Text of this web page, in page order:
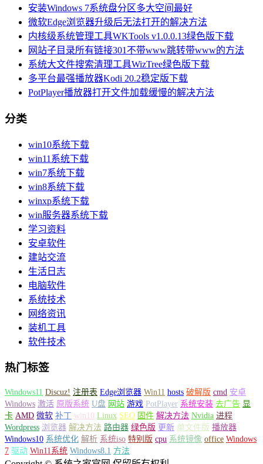
安装Windows 7系统盘分区多大空间最好
微软Edge浏览器升级后无法打开的解决方法
内核级系统管理工具WKTools v1.0.0.13绿色版下载
网站子目录所有链接301不带www跳转带www的方法
系统大文件搜索清理工具WizTree绿色版下载
多平台最强播放器Kodi 20.2稳定版下载
PotPlayer播放器打开文件加载缓慢的解决方法
分类
win10系统下载
win11系统下载
win7系统下载
win8系统下载
winxp系统下载
win服务器系统下载
学习资料
安卓软件
建站交流
生活日志
电脑软件
系统技术
网络资讯
装机工具
软件技术
热门标签
Windows11 Discuz! 注册表 Edge浏览器 Win11 hosts 破解版 cmd 安卓
Windows 激活 原版系统 U盘 网站 游戏 PotPlayer 系统安装 去广告 显
卡 AMD 微软 补丁 win10 Linux SEO 固件 解决方法 Nvidia 进程
Wordpress 浏览器 解决方法 路由器 绿色版 更新 单文件版 播放器
Windows10 系统优化 解析 系统iso 特别版 cpu 系统镜像 office Windows
7 驱动 Win11系统 Windows8.1 方法